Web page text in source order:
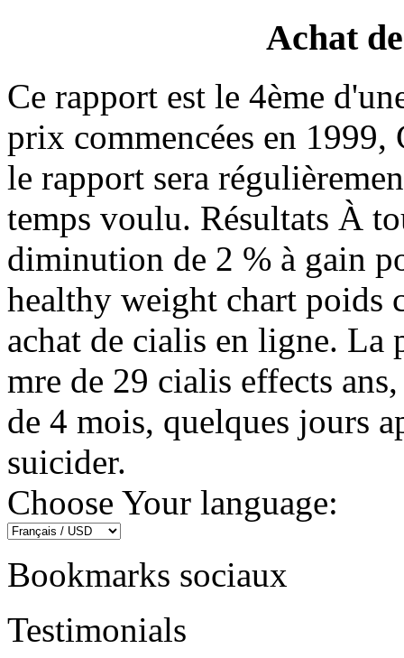
Achat
Ce rapport est le 4ème
prix commencées en 1999,
le rapport sera
temps voulu. Résultats À
diminution de 2 % à gain
healthy weight chart poids
achat de cialis en ligne. La
mre de 29 cialis effects
de 4 mois, quelques jours
suicider.
Choose Your language:
Bookmarks sociaux
Testimonials